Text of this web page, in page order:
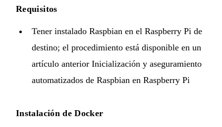
Requisitos
Tener instalado Raspbian en el Raspberry Pi de
destino; el procedimiento está disponible en un
artículo anterior Inicialización y aseguramiento
automatizados de Raspbian en Raspberry Pi
Instalación de Docker